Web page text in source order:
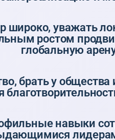
широко, уважать
ростом
глобальную
брать у
навыки